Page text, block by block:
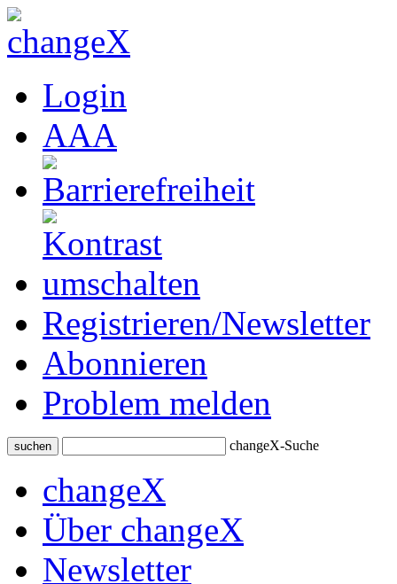
Login
AAA
Registrieren/Newsletter
Abonnieren
Problem melden
suchen changeX-Suche
changeX
Über changeX
Newsletter